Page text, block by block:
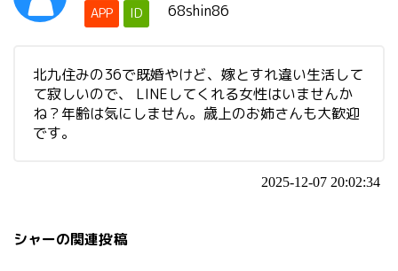
APP ID 68shin86
北九住みの36で既婚やけど、嫁とすれ違い生活して
て寂しいので、 LINEしてくれる女性はいませんか
ね？年齢は気にしません。歳上のお姉さんも大歓迎
です。
2025-12-07 20:02:34
シャーの関連投稿